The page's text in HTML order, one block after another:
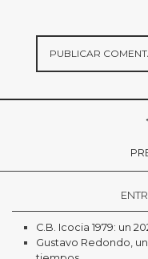
C.B. Icocia 1979: un
Gustavo Redondo,